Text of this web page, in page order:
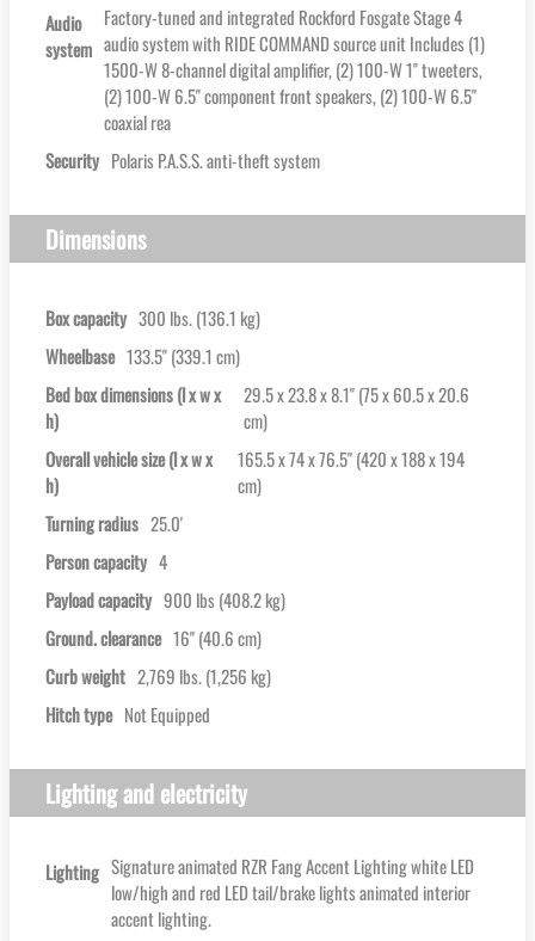
Audio
system
Factory-tuned and integrated Rockford Fosgate Stage 4
audio system with RIDE COMMAND source unit Includes (1)
1500-W 8-channel digital amplifier, (2) 100-W 1'' tweeters,
(2) 100-W 6.5'' component front speakers, (2) 100-W 6.5''
coaxial rea
Security Polaris P.A.S.S. anti-theft system
Dimensions
Box capacity 300 lbs. (136.1 kg)
Wheelbase 133.5'' (339.1 cm)
Bed box dimensions (l x w x
h)
29.5 x 23.8 x 8.1'' (75 x 60.5 x 20.6
cm)
Overall vehicle size (l x w x
h)
165.5 x 74 x 76.5'' (420 x 188 x 194
cm)
Turning radius 25.0'
Person capacity 4
Payload capacity 900 lbs (408.2 kg)
Ground. clearance 16'' (40.6 cm)
Curb weight 2,769 lbs. (1,256 kg)
Hitch type Not Equipped
Lighting and electricity
Lighting Signature animated RZR Fang Accent Lighting white LED
low/high and red LED tail/brake lights animated interior
accent lighting.